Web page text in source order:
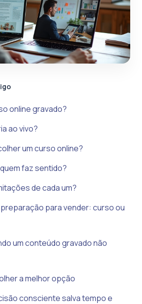
online gravado?
ao vivo?
um curso online?
faz sentido?
de cada um?
para vender: curso ou
um conteúdo gravado não
a melhor opção
consciente salva tempo e